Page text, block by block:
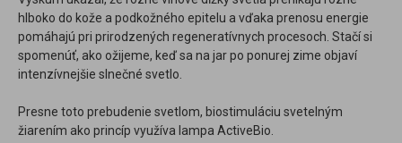
hlboko do kože a podkožného epitelu a vďaka prenosu energie
pomáhajú pri prirodzených regeneratívnych procesoch. Stačí si
spomenúť, ako ožijeme, keď sa na jar po ponurej zime objaví
intenzívnejšie slnečné svetlo.
Presne toto prebudenie svetlom, biostimuláciu svetelným
žiarením ako princíp využíva lampa ActiveBio.